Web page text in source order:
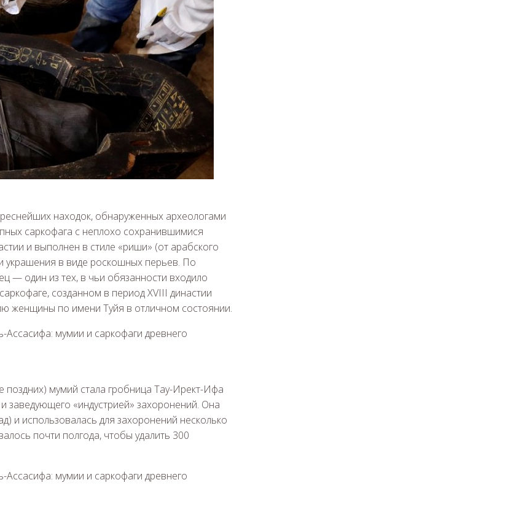
находок, обнаруженных археологами
саркофага с неплохо сохранившимися
и выполнен в стиле «риши» (от арабского
— один из тех, в чьи обязанности входило
созданном в период XVIII династии
женщины по имени Туйя в отличном состоянии.
поздних) мумий стала гробница Тау-Ирект-Ифа
заведующего «индустрией» захоронений. Она
и использовалась для захоронений несколько
почти полгода, чтобы удалить 300